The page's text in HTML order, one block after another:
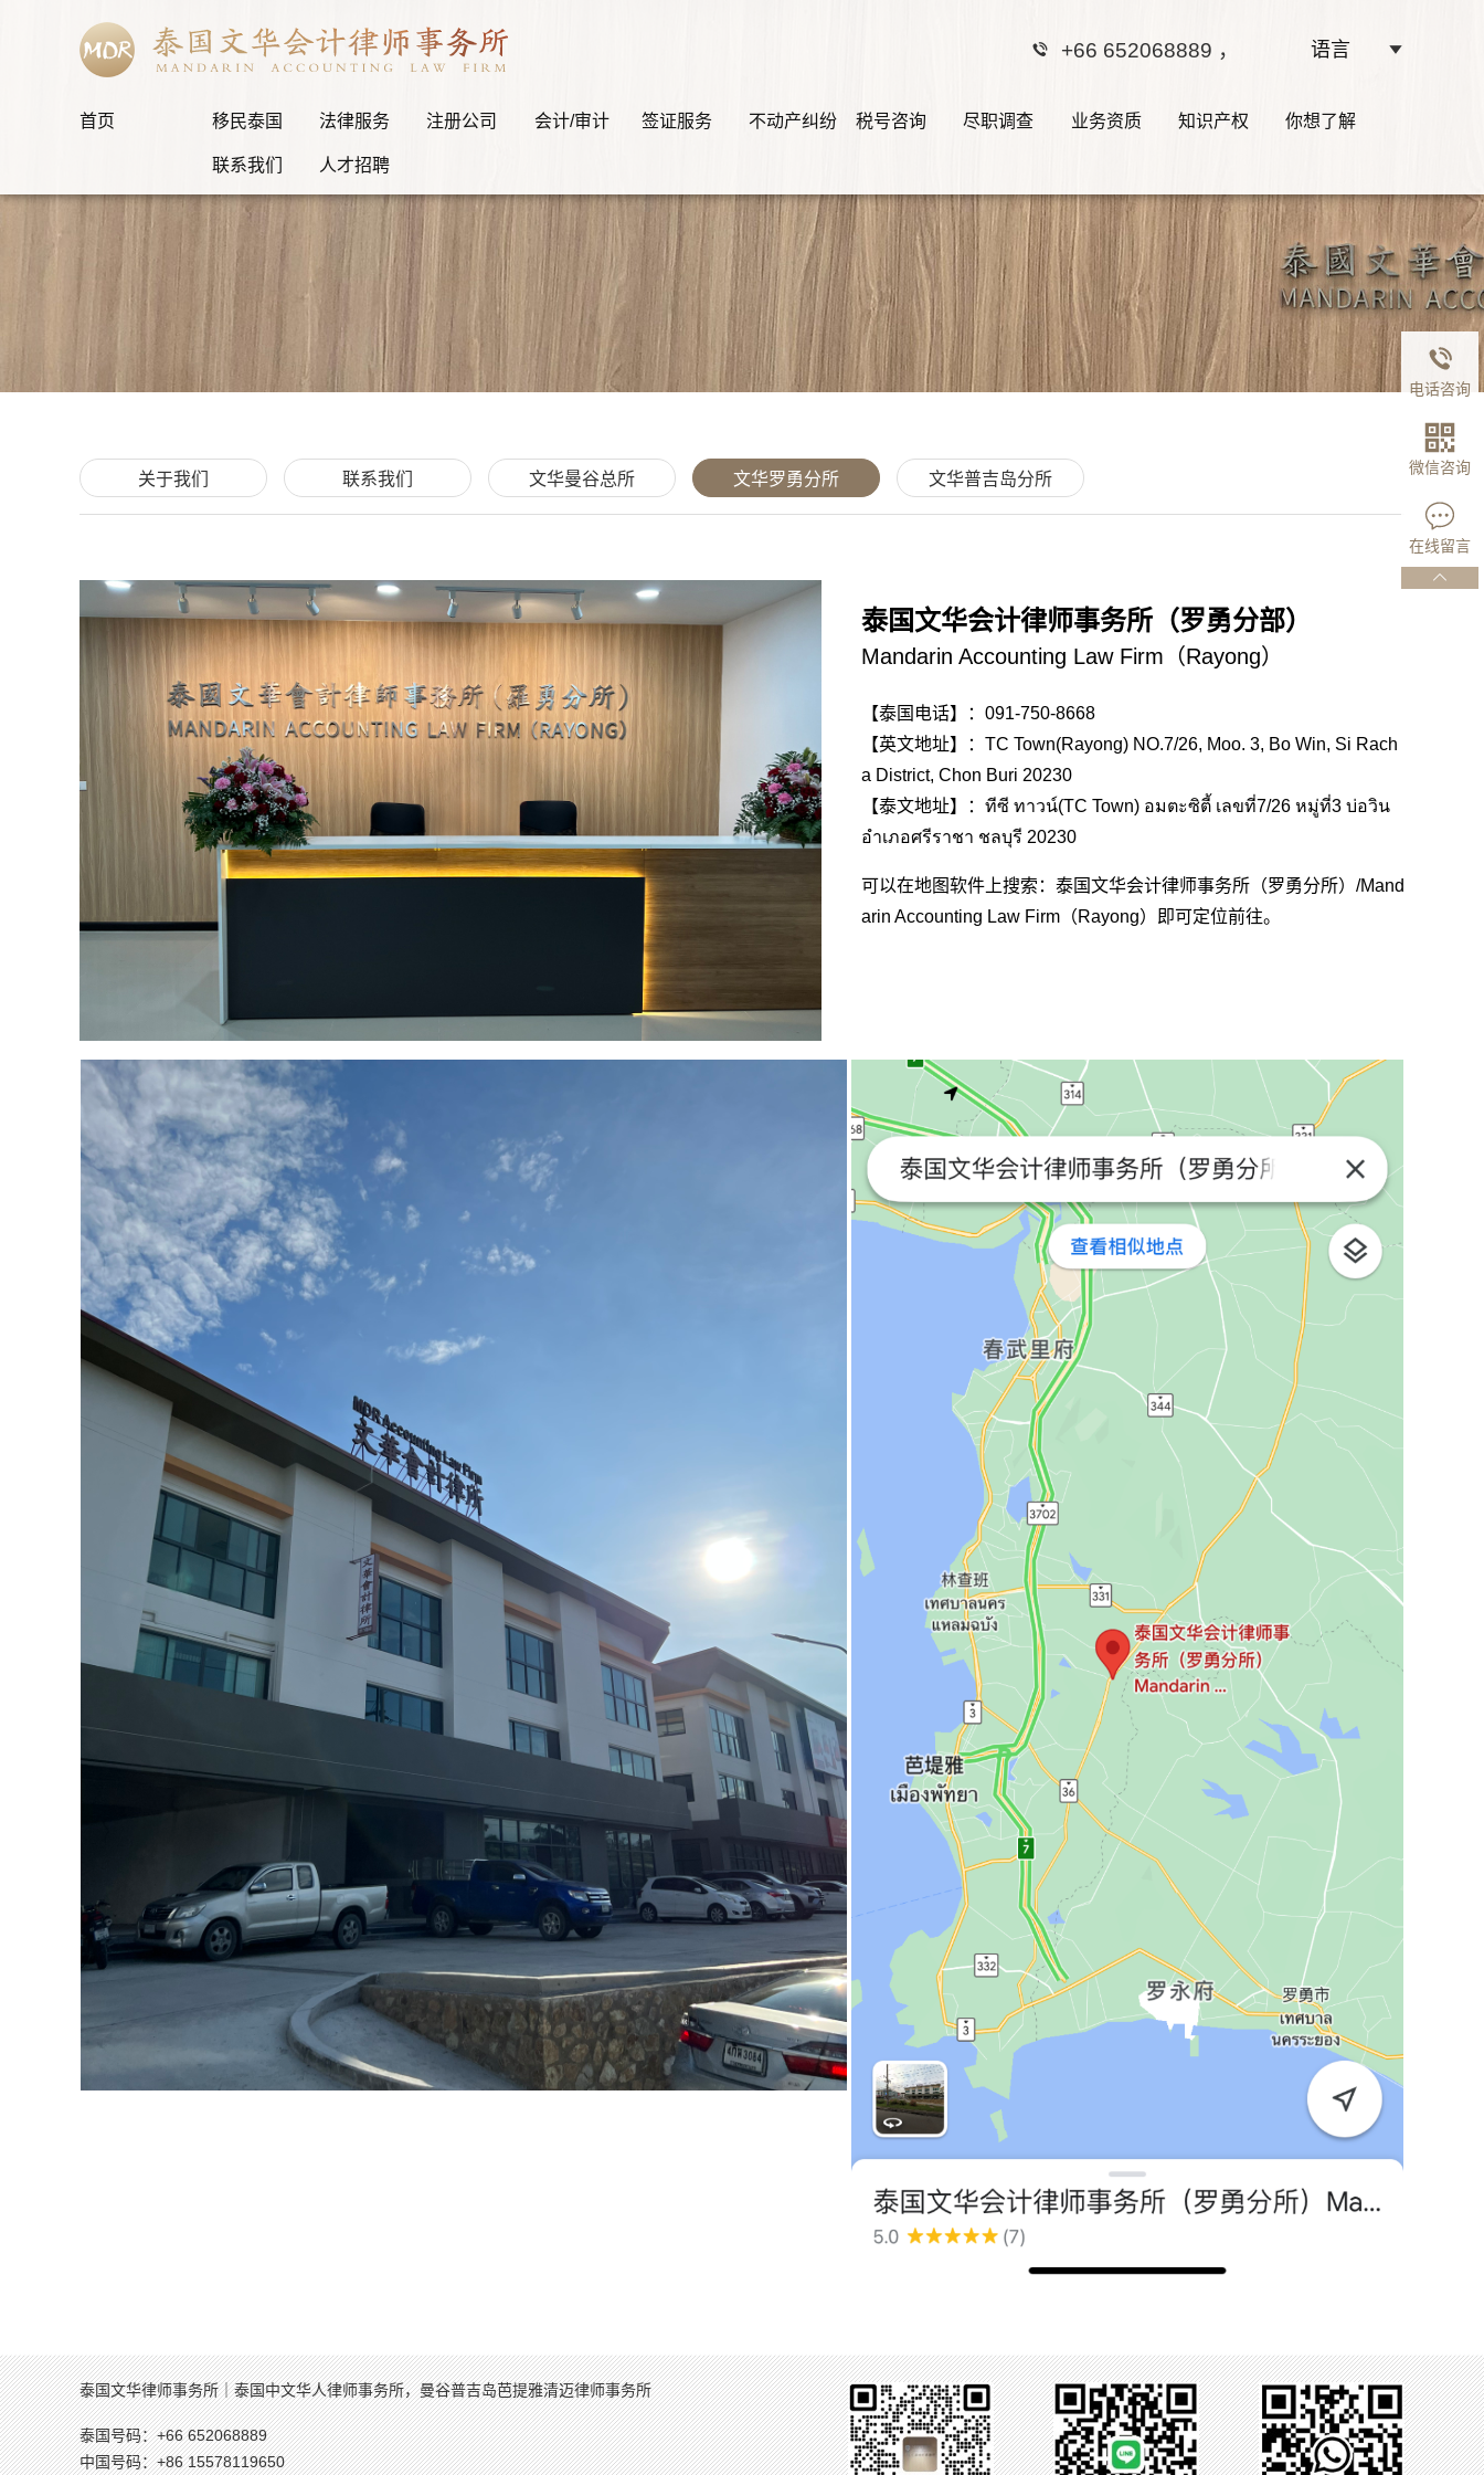
语言
+66 652068889 ，
首页 移民泰国 法律服务 注册公司 会计/审计 签证服务 不动产纠纷 税号咨询 尽职调查 业务资质 知识产权 你想了解
联系我们 人才招聘
关于我们 联系我们 文华曼谷总所 文华罗勇分所 文华普吉岛分所
泰国文华会计律师事务所（罗勇分部）
Mandarin Accounting Law Firm（Rayong）
【泰国电话】：091-750-8668
【英文地址】：TC Town(Rayong) NO.7/26, Moo. 3, Bo Win, Si Rach
a District, Chon Buri 20230
【泰文地址】：ทีซี ทาวน์(TC Town) อมตะซิตี้ เลขที่7/26 หมู่ที่3 บ่อวิน
อำเภอศรีราชา ชลบุรี 20230
可以在地图软件上搜索：泰国文华会计律师事务所（罗勇分所）/Mand
arin Accounting Law Firm（Rayong）即可定位前往。
泰国文华律师事务所｜泰国中文华人律师事务所，曼谷普吉岛芭提雅清迈律师事务所
泰国号码：+66 652068889
中国号码：+86 15578119650
电话咨询
微信咨询
在线留言